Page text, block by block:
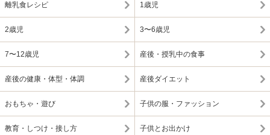
離乳食レシピ 1歳児
2歳児 3〜6歳児
7〜12歳児 産後・授乳中の食事
産後の健康・体型・体調 産後ダイエット
おもちゃ・遊び 子供の服・ファッション
教育・しつけ・接し方 子供とお出かけ